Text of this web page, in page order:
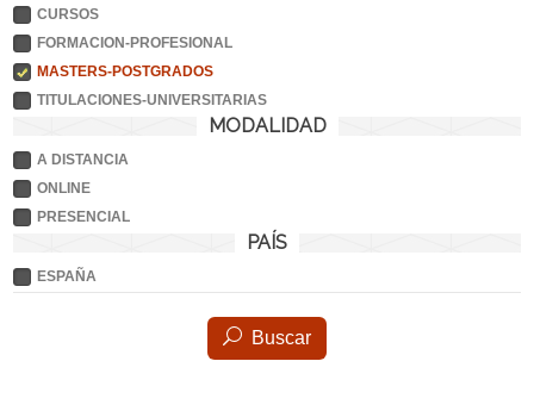
CURSOS
FORMACION-PROFESIONAL
MASTERS-POSTGRADOS
TITULACIONES-UNIVERSITARIAS
MODALIDAD
A DISTANCIA
ONLINE
PRESENCIAL
PAÍS
ESPAÑA
Buscar